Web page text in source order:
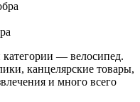
— велосипед.
канцелярские товары,
и много всего